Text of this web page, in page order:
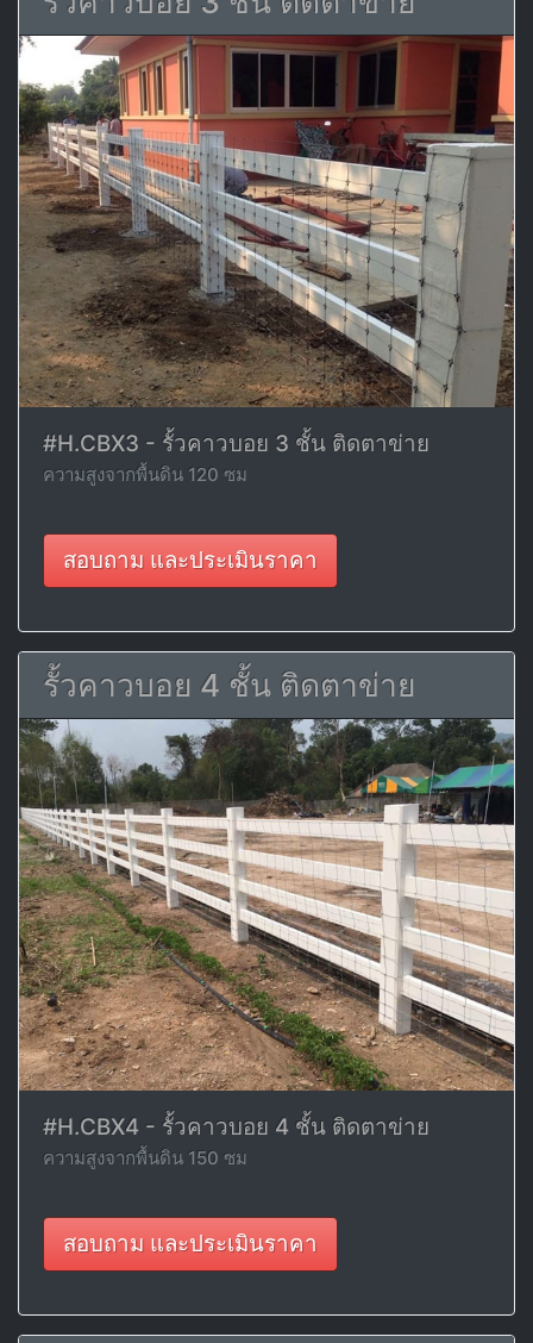
#H.CBX3 - รั้วคาวบอย 3 ชั้น ติดตาข่าย
ความสูงจากพื้นดิน 120 ซม
สอบถาม และประเมินราคา
รั้วคาวบอย 4 ชั้น ติดตาข่าย
#H.CBX4 - รั้วคาวบอย 4 ชั้น ติดตาข่าย
ความสูงจากพื้นดิน 150 ซม
สอบถาม และประเมินราคา